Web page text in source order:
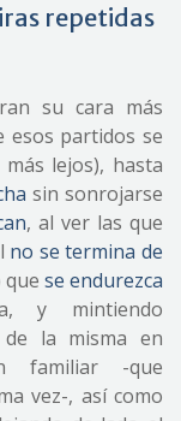
repetidas
su cara más
esos partidos se
lejos), hasta
sin sonrojarse
, al ver las que
no se termina de
se endurezca
y mintiendo
de la misma en
familiar -que
vez-, así como